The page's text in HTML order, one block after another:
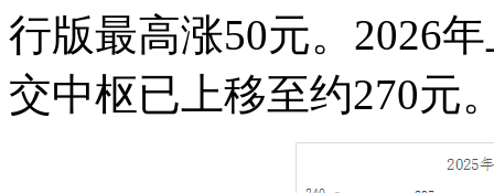
行版最高涨50元。2026
交中枢已上移至约270元